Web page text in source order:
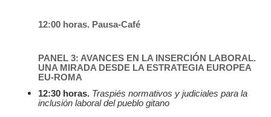
12:00 horas. Pausa-Café
PANEL 3: AVANCES EN LA INSERCIÓN LABORAL.
UNA MIRADA DESDE LA ESTRATEGIA EUROPEA
EU-ROMA
12:30 horas. Traspiés normativos y judiciales para la
inclusión laboral del pueblo gitano